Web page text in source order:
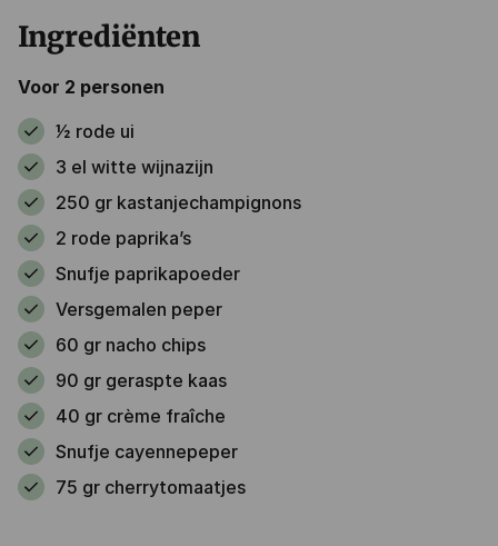
Ingrediënten
Voor 2 personen
1⁄2 rode ui
3 el witte wijnazijn
250 gr kastanjechampignons
2 rode paprika’s
Snufje paprikapoeder
Versgemalen peper
60 gr nacho chips
90 gr geraspte kaas
40 gr crème fraîche
Snufje cayennepeper
75 gr cherrytomaatjes